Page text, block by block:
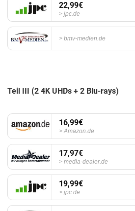
22,99€
jpc.de
bmv-medien.de
Teil III (2 4K UHDs + 2 Blu-rays)
16,99€
Amazon.de
17,97€
media-dealer.de
19,99€
jpc.de